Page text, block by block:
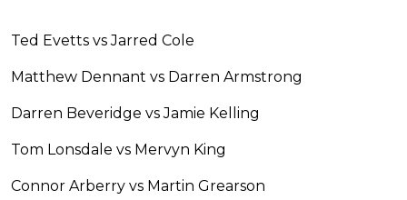
Ted Evetts vs Jarred Cole
Matthew Dennant vs Darren Armstrong
Darren Beveridge vs Jamie Kelling
Tom Lonsdale vs Mervyn King
Connor Arberry vs Martin Grearson